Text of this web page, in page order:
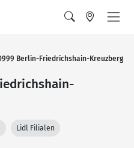
Berlin-Friedrichshain-Kreuzberg
Lidl Filialen